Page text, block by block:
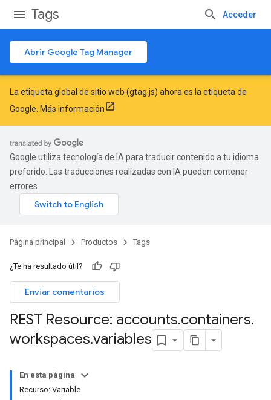
Tags Acceder
Abrir Google Tag Manager
La etiqueta global de sitio web (gtag.js) ahora es la etiqueta de
Google. Más información
Google utiliza tecnología de IA para traducir contenido a tu idioma
preferido. Las traducciones realizadas con IA pueden contener
errores.
Página principal Productos Tags
¿Te ha resultado útil?
Enviar comentarios
REST Resource: accounts.containers.
workspaces.variables
En esta página
Recurso: Variable